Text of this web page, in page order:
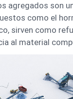
agregados son
como el
sirven como
al material